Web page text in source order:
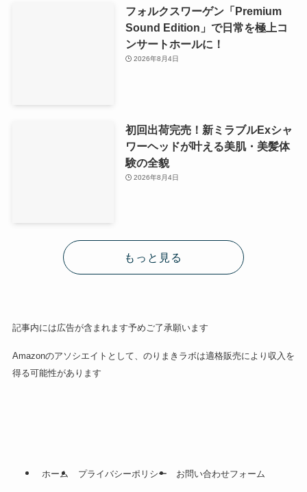
フォルクスワーゲン「Premium
Sound Edition」で日常を極上コ
ンサートホールに！
2026年8月4日
初回出荷完売！新ミラブルExシャ
ワーヘッドが叶える美肌・美髪体
験の全貌
2026年8月4日
もっと見る
記事内には広告が含まれます予めご了承願います
Amazonのアソシエイトとして、のりまきラボは適格販売により収入を
得る可能性があります
ホーム プライバシーポリシー お問い合わせフォーム